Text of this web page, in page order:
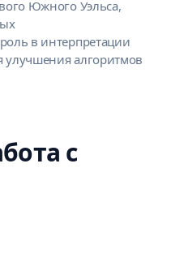
Южного Уэльса,
в интерпретации
алгоритмов
с